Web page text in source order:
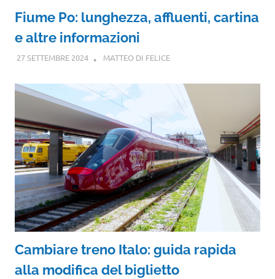
Fiume Po: lunghezza, affluenti, cartina
e altre informazioni
27 SETTEMBRE 2024 MATTEO DI FELICE
Cambiare treno Italo: guida rapida
alla modifica del biglietto